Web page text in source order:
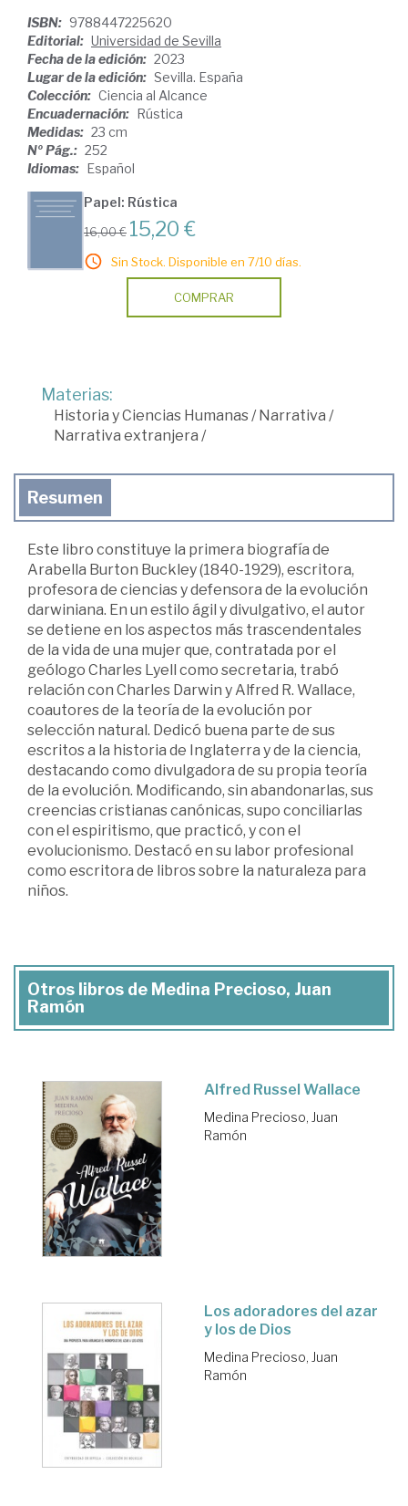
ISBN: 9788447225620
Editorial: Universidad de Sevilla
Fecha de la edición: 2023
Lugar de la edición: Sevilla. España
Colección: Ciencia al Alcance
Encuadernación: Rústica
Medidas: 23 cm
Nº Pág.: 252
Idiomas: Español
Papel: Rústica
16,00 € 15,20 €
Sin Stock. Disponible en 7/10 días.
COMPRAR
Materias:
Historia y Ciencias Humanas /Narrativa /
Narrativa extranjera /
Resumen
Este libro constituye la primera biografía de
Arabella Burton Buckley (1840-1929), escritora,
profesora de ciencias y defensora de la evolución
darwiniana. En un estilo ágil y divulgativo, el autor
se detiene en los aspectos más trascendentales
de la vida de una mujer que, contratada por el
geólogo Charles Lyell como secretaria, trabó
relación con Charles Darwin y Alfred R. Wallace,
coautores de la teoría de la evolución por
selección natural. Dedicó buena parte de sus
escritos a la historia de Inglaterra y de la ciencia,
destacando como divulgadora de su propia teoría
de la evolución. Modificando, sin abandonarlas, sus
creencias cristianas canónicas, supo conciliarlas
con el espiritismo, que practicó, y con el
evolucionismo. Destacó en su labor profesional
como escritora de libros sobre la naturaleza para
niños.
Otros libros de Medina Precioso, Juan
Ramón
Alfred Russel Wallace
Medina Precioso, Juan
Ramón
Los adoradores del azar
y los de Dios
Medina Precioso, Juan
Ramón